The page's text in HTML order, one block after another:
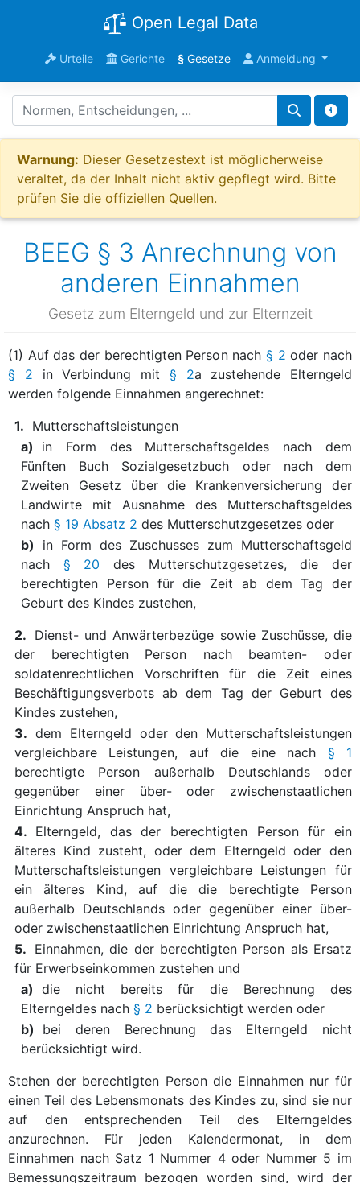
Open Legal Data
Urteile Gerichte §Gesetze Anmeldung
Warnung: Dieser Gesetzestext ist möglicherweise
veraltet, da der Inhalt nicht aktiv gepflegt wird. Bitte
prüfen Sie die offiziellen Quellen.
BEEG § 3 Anrechnung von
anderen Einnahmen
Gesetz zum Elterngeld und zur Elternzeit
(1) Auf das der berechtigten Person nach § 2 oder nach
§ 2 in Verbindung mit § 2a zustehende Elterngeld
werden folgende Einnahmen angerechnet:
1. Mutterschaftsleistungen
a)
in Form des Mutterschaftsgeldes nach dem
Fünften Buch Sozialgesetzbuch oder nach dem
Zweiten Gesetz über die Krankenversicherung der
Landwirte mit Ausnahme des Mutterschaftsgeldes
nach § 19 Absatz 2 des Mutterschutzgesetzes oder
b)
in Form des Zuschusses zum Mutterschaftsgeld
nach § 20 des Mutterschutzgesetzes, die der
berechtigten Person für die Zeit ab dem Tag der
Geburt des Kindes zustehen,
2. Dienst- und Anwärterbezüge sowie Zuschüsse, die
der berechtigten Person nach beamten- oder
soldatenrechtlichen Vorschriften für die Zeit eines
Beschäftigungsverbots ab dem Tag der Geburt des
Kindes zustehen,
3. dem Elterngeld oder den Mutterschaftsleistungen
vergleichbare Leistungen, auf die eine nach § 1
berechtigte Person außerhalb Deutschlands oder
gegenüber einer über- oder zwischenstaatlichen
Einrichtung Anspruch hat,
4. Elterngeld, das der berechtigten Person für ein
älteres Kind zusteht, oder dem Elterngeld oder den
Mutterschaftsleistungen vergleichbare Leistungen für
ein älteres Kind, auf die die berechtigte Person
außerhalb Deutschlands oder gegenüber einer über-
oder zwischenstaatlichen Einrichtung Anspruch hat,
5. Einnahmen, die der berechtigten Person als Ersatz
für Erwerbseinkommen zustehen und
a) die nicht bereits für die Berechnung des
Elterngeldes nach § 2 berücksichtigt werden oder
b)
bei deren Berechnung das Elterngeld nicht
berücksichtigt wird.
Stehen der berechtigten Person die Einnahmen nur für
einen Teil des Lebensmonats des Kindes zu, sind sie nur
auf den entsprechenden Teil des Elterngeldes
anzurechnen. Für jeden Kalendermonat, in dem
Einnahmen nach Satz 1 Nummer 4 oder Nummer 5 im
Bemessungszeitraum bezogen worden sind, wird der